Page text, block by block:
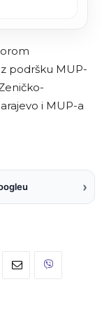
podršku MUP-
i MUP-a
›